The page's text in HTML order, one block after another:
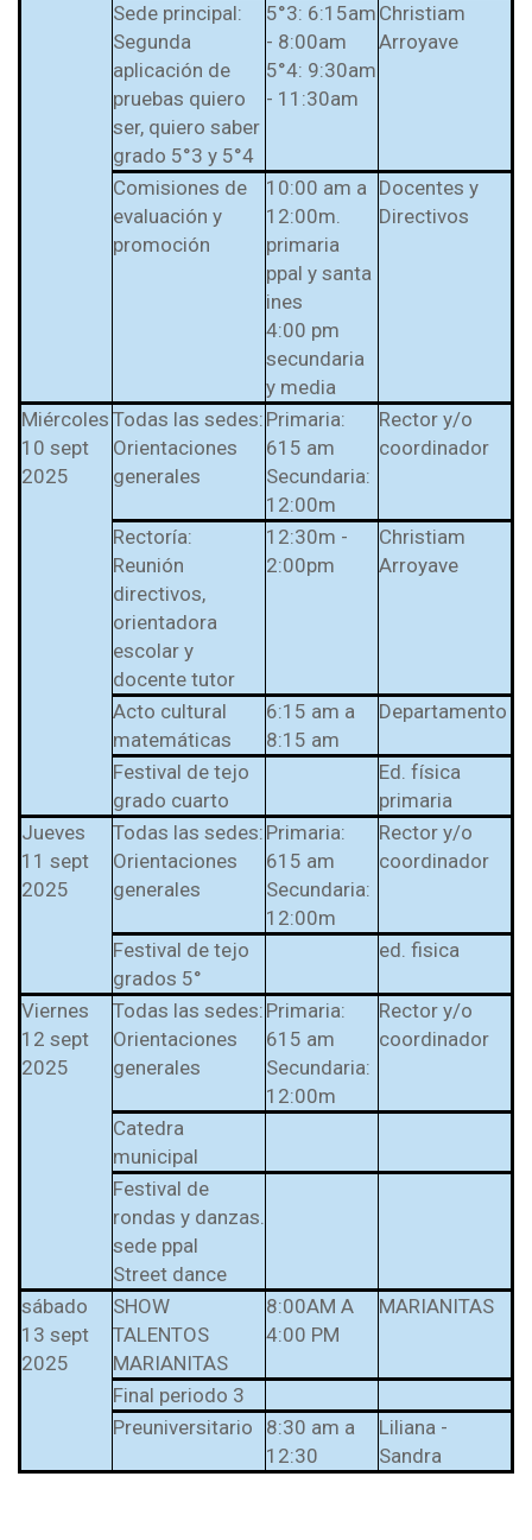
Sede principal:
Segunda
aplicación de
pruebas quiero
ser, quiero saber
grado 5°3 y 5°4
5°3: 6:15am
- 8:00am
5°4: 9:30am
- 11:30am
Christiam
Arroyave
Comisiones de
evaluación y
promoción
10:00 am a
12:00m.
primaria
ppal y santa
ines
4:00 pm
secundaria
y media
Docentes y
Directivos
Miércoles
10 sept
2025
Todas las sedes:
Orientaciones
generales
Primaria:
615 am
Secundaria:
12:00m
Rector y/o
coordinador
Rectoría:
Reunión
directivos,
orientadora
escolar y
docente tutor
12:30m -
2:00pm
Christiam
Arroyave
Acto cultural
matemáticas
6:15 am a
8:15 am
Departamento
Festival de tejo
grado cuarto
Ed. física
primaria
Jueves
11 sept
2025
Todas las sedes:
Orientaciones
generales
Primaria:
615 am
Secundaria:
12:00m
Rector y/o
coordinador
Festival de tejo
grados 5°
ed. fisica
Viernes
12 sept
2025
Todas las sedes:
Orientaciones
generales
Primaria:
615 am
Secundaria:
12:00m
Rector y/o
coordinador
Catedra
municipal
Festival de
rondas y danzas.
sede ppal
Street dance
sábado
13 sept
2025
SHOW
TALENTOS
MARIANITAS
8:00AM A
4:00 PM
MARIANITAS
Final periodo 3
Preuniversitario
8:30 am a
12:30
Liliana -
Sandra